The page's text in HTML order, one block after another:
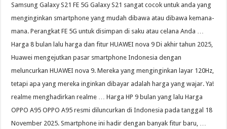
Samsung Galaxy S21 FE 5G Galaxy S21 sangat cocok untuk anda yang
menginginkan smartphone yang mudah dibawa atau dibawa kemana-
mana. Perangkat FE 5G untuk disimpan di saku atau celana Anda …
Harga 8 bulan lalu harga dan fitur HUAWEI nova 9 Di akhir tahun 2025,
Huawei mengejutkan pasar smartphone Indonesia dengan
meluncurkan HUAWEI nova 9. Mereka yang menginginkan layar 120Hz,
tetapi apa yang mereka inginkan dibayar adalah harga yang wajar. Ya!
realme menghadirkan realme … Harga HP 9 bulan yang lalu Harga
OPPO A95 OPPO A95 resmi diluncurkan di Indonesia pada tanggal 18
November 2025. Smartphone ini hadir dengan banyak fitur baru, …